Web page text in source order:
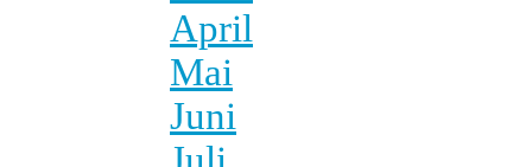
April
Mai
Juni